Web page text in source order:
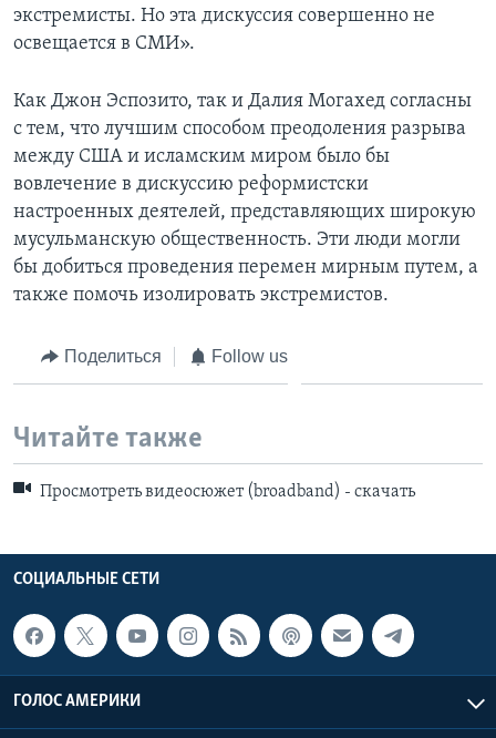
экстремисты. Но эта дискуссия совершенно не
освещается в СМИ».
Как Джон Эспозито, так и Далия Могахед согласны
с тем, что лучшим способом преодоления разрыва
между США и исламским миром было бы
вовлечение в дискуссию реформистски
настроенных деятелей, представляющих широкую
мусульманскую общественность. Эти люди могли
бы добиться проведения перемен мирным путем, а
также помочь изолировать экстремистов.
Поделиться Follow us
Читайте также
Просмотреть видеосюжет (broadband) - скачать
СОЦИАЛЬНЫЕ СЕТИ
ГОЛОС АМЕРИКИ